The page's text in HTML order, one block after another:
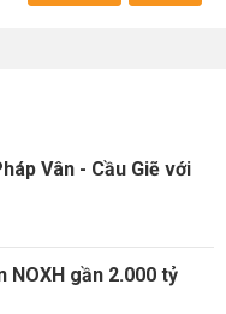
Vân - Cầu Giẽ với
NOXH gần 2.000 tỷ